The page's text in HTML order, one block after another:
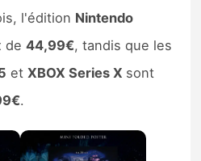
l'édition Nintendo
de44,99€, tandis que les
etXBOX Series X sont
.